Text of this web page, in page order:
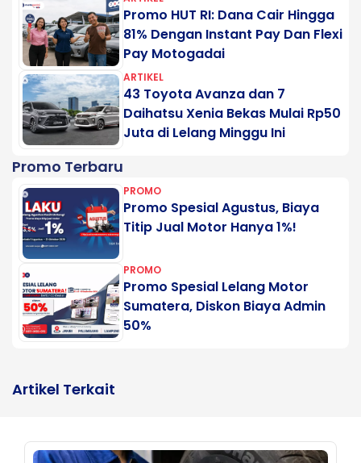
Promo HUT RI: Dana Cair Hingga
81% Dengan Instant Pay Dan Flexi
Pay Motogadai
ARTIKEL
43 Toyota Avanza dan 7
Daihatsu Xenia Bekas Mulai Rp50
Juta di Lelang Minggu Ini
Promo Terbaru
PROMO
Promo Spesial Agustus, Biaya
Titip Jual Motor Hanya 1%!
PROMO
Promo Spesial Lelang Motor
Sumatera, Diskon Biaya Admin
50%
Artikel Terkait